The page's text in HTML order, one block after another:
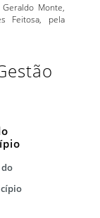
Monte,
Feitosa, pela